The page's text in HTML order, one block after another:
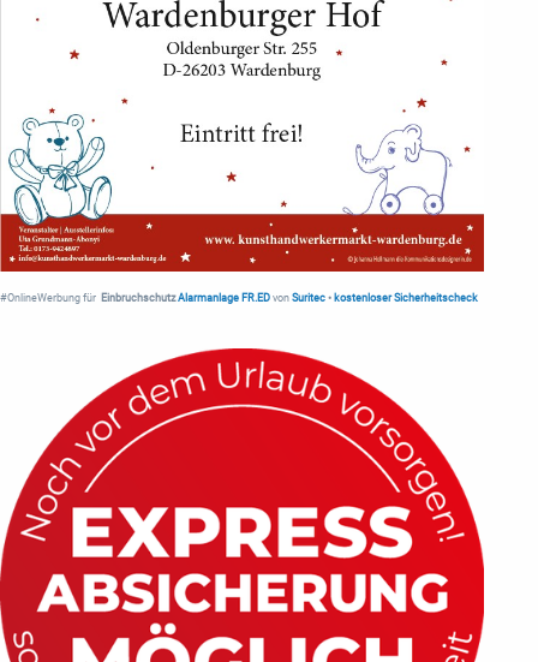
#OnlineWerbung für Einbruchschutz Alarmanlage FR.ED von Suritec • kostenloser Sicherheitscheck